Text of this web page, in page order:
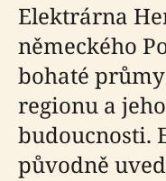
Elektrárna
německého
bohaté
regionu a
budoucnosti.
původně